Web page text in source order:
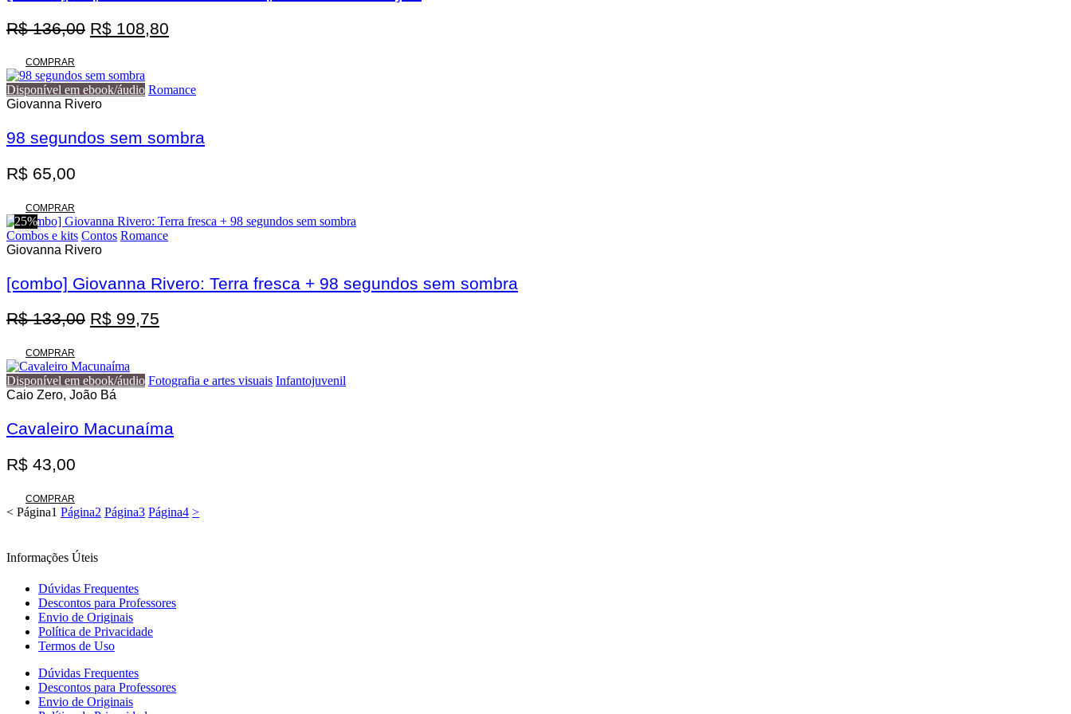
R$136,00 O
era:
R$ 136,00.
R$ 108,80
é:
COMPRAR
Disponível em ebook/áudio Romance
Giovanna Rivero
98 segundos sem sombra
R$ 65,00
COMPRAR
25%
Combos e kits Contos Romance
Giovanna Rivero
[combo] Giovanna Rivero: Terra fresca + 98 segundos sem sombra
R$133,00 O
era:
R$ 133,00.
R$ 99,75
é:
COMPRAR
Disponível em ebook/áudio Fotografia e artes visuais Infantojuvenil
Caio Zero, João Bá
Cavaleiro Macunaíma
R$ 43,00
COMPRAR
< Página1 Página2 Página3 Página4 >
Informações Úteis
Dúvidas Frequentes
Descontos para Professores
Envio de Originais
Política de Privacidade
Termos de Uso
Dúvidas Frequentes
Descontos para Professores
Envio de Originais